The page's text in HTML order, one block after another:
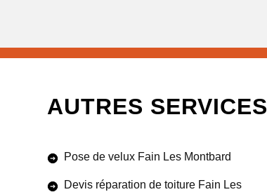
AUTRES SERVICES
Pose de velux Fain Les Montbard
Devis réparation de toiture Fain Les